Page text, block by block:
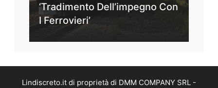
‘Tradimento Dell’impegno Con
I Ferrovieri’
Lindiscreto.it di proprietà di DMM COMPANY SRL -